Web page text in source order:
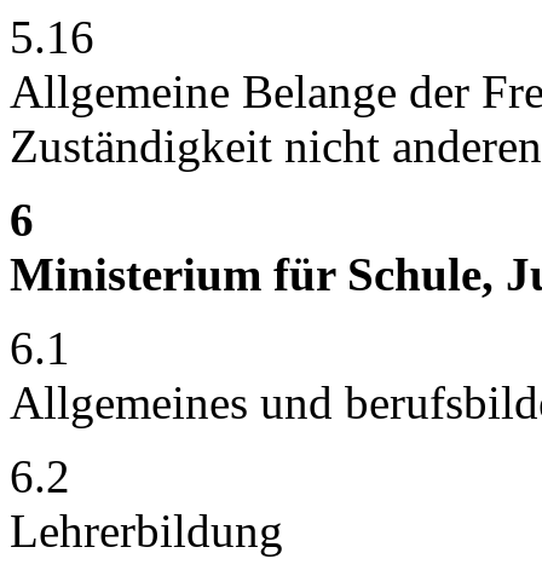
5.16
Allgemeine Belange der
Zuständigkeit nicht
6
Ministerium für Schule,
6.1
Allgemeines und
6.2
Lehrerbildung